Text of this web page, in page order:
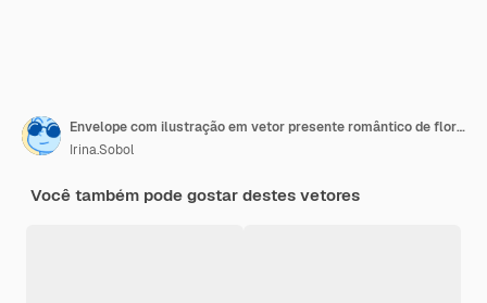
Envelope com ilustração em vetor presente romântico de flores rosa e amarelas
Irina.Sobol
Você também pode gostar destes vetores